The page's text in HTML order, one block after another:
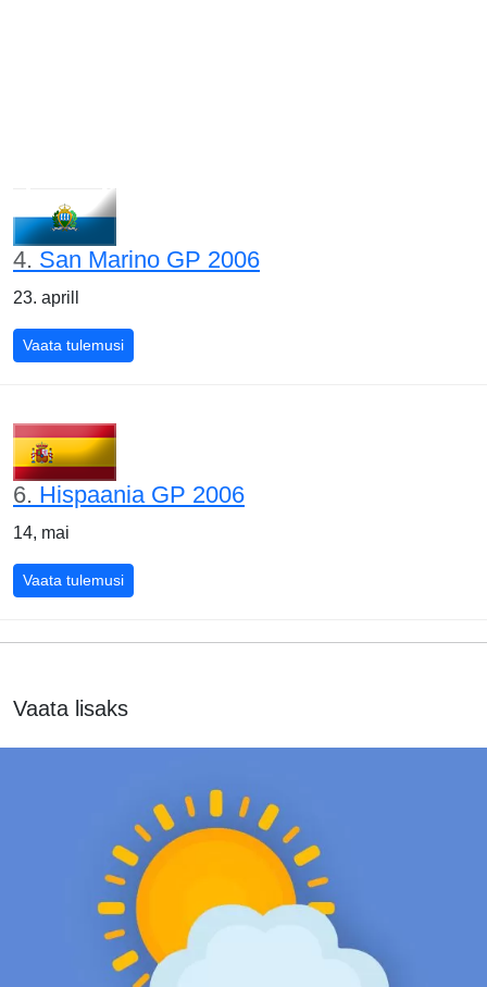
4. San Marino GP 2006
23. aprill
Vaata tulemusiSan Marino GP 2006
6. Hispaania GP 2006
14, mai
Vaata tulemusiHispaania GP 2006
Vaata lisaks